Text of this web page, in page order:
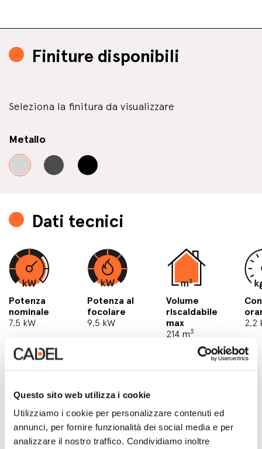
Questo sito web utilizza i cookie
Utilizziamo i cookie per personalizzare contenuti ed
annunci, per fornire funzionalità dei social media e per
analizzare il nostro traffico. Condividiamo inoltre
Finiture disponibili
Seleziona la finitura da visualizzare
Metallo
Dati tecnici
Potenza
nominale
7,5 kW
Potenza al
focolare
9,5 kW
Volume
riscaldabile
max
214 m3
2,2